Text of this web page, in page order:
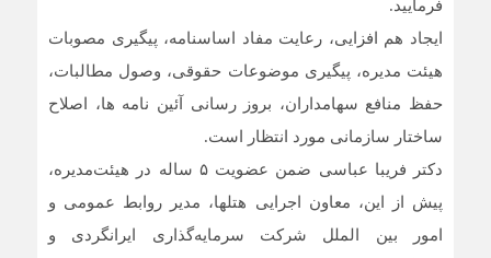
فرمایید.
ایجاد هم افزایی، رعایت مفاد اساسنامه، پیگیری مصوبات
هیئت مدیره، پیگیری موضوعات حقوقی، وصول مطالبات،
حفظ منافع سهامداران، بروز رسانی آئین نامه ها، اصلاح
ساختار سازمانی مورد انتظار است.
دکتر فریبا عباسی ضمن عضویت ۵ ساله در هیئت‌مدیره،
پیش از این، معاون اجرایی هتلها، مدیر روابط عمومی و
امور بین الملل شرکت سرمایه‌گذاری ایرانگردی و